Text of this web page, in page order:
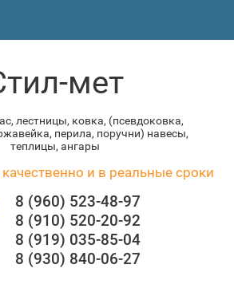
мет
лестницы, ковка, (псевдоковка,
перила, поручни) навесы,
теплицы, ангары
и в реальные сроки
8 (960) 523-48-97
8 (910) 520-20-92
8 (919) 035-85-04
8 (930) 840-06-27